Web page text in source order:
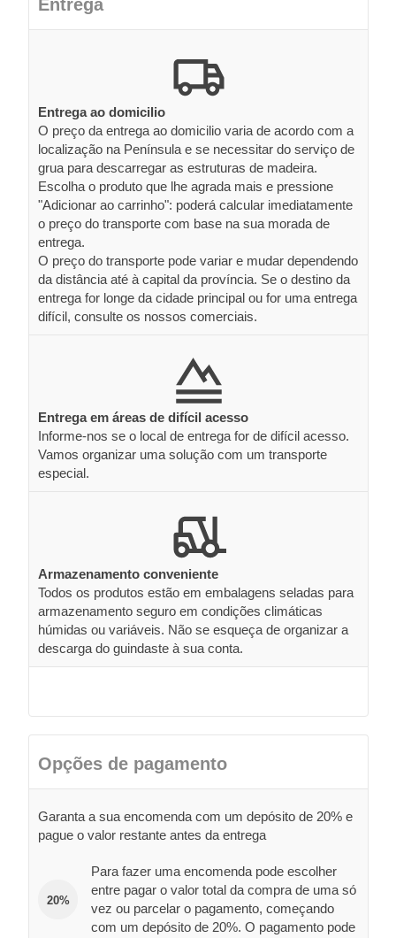
Entrega
Entrega ao domicilio
O preço da entrega ao domicilio varia de acordo com a
localização na Península e se necessitar do serviço de
grua para descarregar as estruturas de madeira.
Escolha o produto que lhe agrada mais e pressione
"Adicionar ao carrinho": poderá calcular imediatamente
o preço do transporte com base na sua morada de
entrega.
O preço do transporte pode variar e mudar dependendo
da distância até à capital da província. Se o destino da
entrega for longe da cidade principal ou for uma entrega
difícil, consulte os nossos comerciais.
Entrega em áreas de difícil acesso
Informe-nos se o local de entrega for de difícil acesso.
Vamos organizar uma solução com um transporte
especial.
Armazenamento conveniente
Todos os produtos estão em embalagens seladas para
armazenamento seguro em condições climáticas
húmidas ou variáveis. Não se esqueça de organizar a
descarga do guindaste à sua conta.
Opções de pagamento
Garanta a sua encomenda com um depósito de 20% e
pague o valor restante antes da entrega
20%
Para fazer uma encomenda pode escolher
entre pagar o valor total da compra de uma só
vez ou parcelar o pagamento, começando
com um depósito de 20%. O pagamento pode